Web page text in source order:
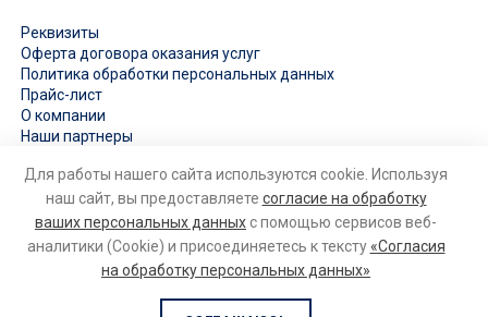
Реквизиты
Оферта договора оказания услуг
Политика обработки персональных данных
Прайс-лист
О компании
Наши партнеры
Ответы на вопросы
Ремонт бытовой техники и электроники
защищены
Для работы нашего сайта используются cookie. Используя
наш сайт, вы предоставляете согласие на обработку
ваших персональных данныхс помощью сервисов веб-
аналитики (Cookie) и присоединяетесь к тексту«Согласия
на обработку персональных данных»